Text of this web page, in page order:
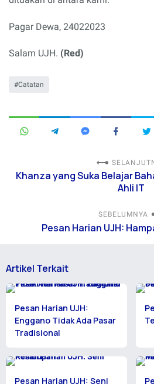
Pagar Dewa, 24022023
Salam UJH. (Red)
Catatan
Khanza yang Suka Belajar
Ahli IT
SEBELUMNYA
Pesan Harian UJH:
Artikel Terkait
Pesan Harian UJH:
Enggano Tidak Ada Pasar
Tradisional
Pesan Harian UJH: Seni